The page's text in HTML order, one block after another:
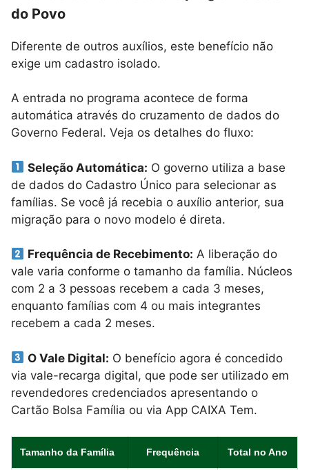
do Povo
Diferente de outros auxílios, este benefício não
exige um cadastro isolado.
A entrada no programa acontece de forma
automática através do cruzamento de dados do
Governo Federal. Veja os detalhes do fluxo:
Seleção Automática: O governo utiliza a base
de dados do Cadastro Único para selecionar as
famílias. Se você já recebia o auxílio anterior, sua
migração para o novo modelo é direta.
Frequência de Recebimento: A liberação do
vale varia conforme o tamanho da família. Núcleos
com 2 a 3 pessoas recebem a cada 3 meses,
enquanto famílias com 4 ou mais integrantes
recebem a cada 2 meses.
O Vale Digital: O benefício agora é concedido
via vale-recarga digital, que pode ser utilizado em
revendedores credenciados apresentando o
Cartão Bolsa Família ou via App CAIXA Tem.
Tamanho da Família Frequência Total no Ano